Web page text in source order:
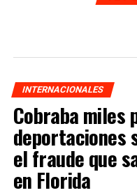
INTERNACIONALES
Cobraba miles
deportaciones
el fraude que
en Florida